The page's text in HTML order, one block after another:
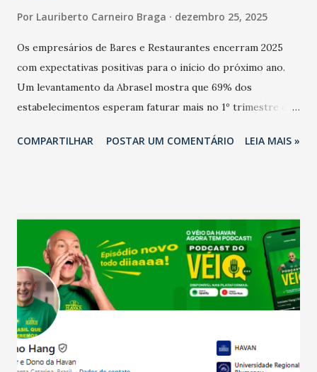
Por Lauriberto Carneiro Braga dezembro 25, 2025
Os empresários de Bares e Restaurantes encerram 2025
com expectativas positivas para o início do próximo ano.
Um levantamento da Abrasel mostra que 69% dos
estabelecimentos esperam faturar mais no 1º trimestre de
relação ao último trimestre deste ano, 56% também
confraternizações de fim de ano e pelo pagamento do 13º
Salário para um número maior de trabalhadores, já que o
país tem a menor taxa de desemprego dos anos recentes.
Ainda segundo a Pesquisa, em novembro de 2025, 40% dos
bares e restaurantes operaram com lucro e outros 40%
registraram equilíbrio financeiro. Já o percentual de
estabelecimentos no prejuízo ficou em 19%, pouco abaixo
do observado no mês anterior. Outros 1% não existiam em
COMPARTILHAR POSTAR UM COMENTÁRIO LEIA MAIS »